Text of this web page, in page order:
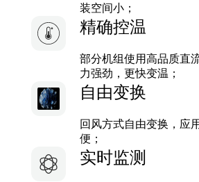
装空间小；
精确控温
部分机组使用高品质直
力强劲，更快变温；
自由变换
回风方式自由变换，应
便；
实时监测